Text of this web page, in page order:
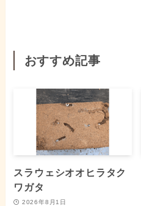
おすすめ記事
スラウェシオオヒラタク
ワガタ
2026年8月1日